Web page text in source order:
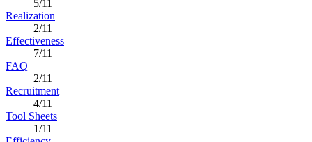
5/11
Realization
2/11
Effectiveness
7/11
FAQ
2/11
Recruitment
4/11
Tool Sheets
1/11